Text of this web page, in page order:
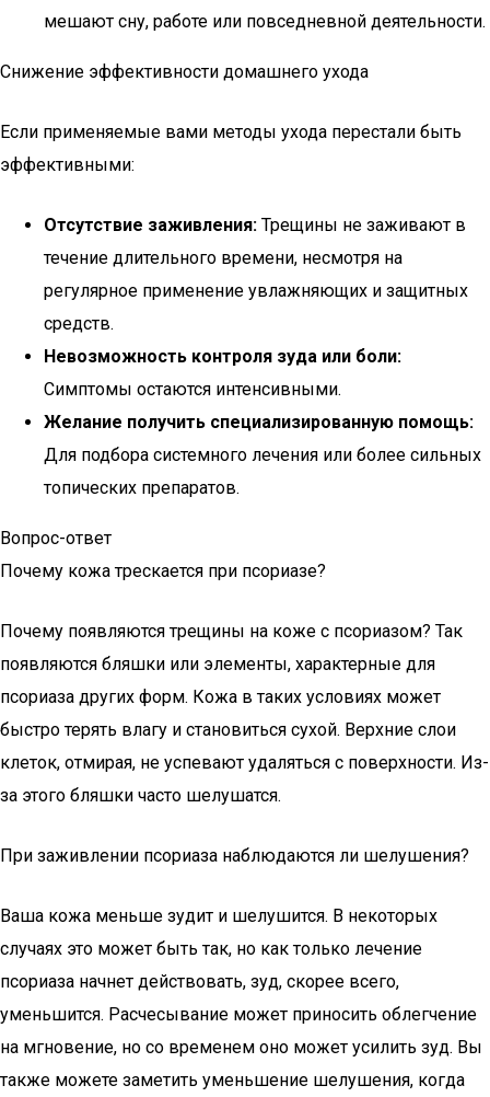
мешают сну, работе или повседневной деятельности.
Снижение эффективности домашнего ухода
Если применяемые вами методы ухода перестали быть
эффективными:
Отсутствие заживления: Трещины не заживают в
течение длительного времени, несмотря на
регулярное применение увлажняющих и защитных
средств.
Невозможность контроля зуда или боли:
Симптомы остаются интенсивными.
Желание получить специализированную помощь:
Для подбора системного лечения или более сильных
топических препаратов.
Вопрос-ответ
Почему кожа трескается при псориазе?
Почему появляются трещины на коже с псориазом? Так
появляются бляшки или элементы, характерные для
псориаза других форм. Кожа в таких условиях может
быстро терять влагу и становиться сухой. Верхние слои
клеток, отмирая, не успевают удаляться с поверхности. Из-
за этого бляшки часто шелушатся.
При заживлении псориаза наблюдаются ли шелушения?
Ваша кожа меньше зудит и шелушится. В некоторых
случаях это может быть так, но как только лечение
псориаза начнет действовать, зуд, скорее всего,
уменьшится. Расчесывание может приносить облегчение
на мгновение, но со временем оно может усилить зуд. Вы
также можете заметить уменьшение шелушения, когда